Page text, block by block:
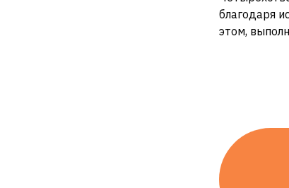
благодаря
этом,